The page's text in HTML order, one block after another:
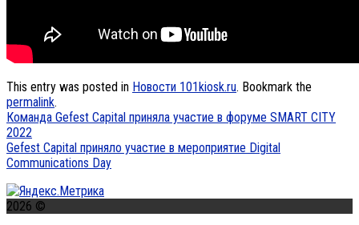
This entry was posted in Новости 101kiosk.ru. Bookmark the
permalink.
Команда Gefest Capital приняла участие в форуме SMART CITY
2022
Gefest Capital приняло участие в мероприятие Digital
Communications Day
2026 ©